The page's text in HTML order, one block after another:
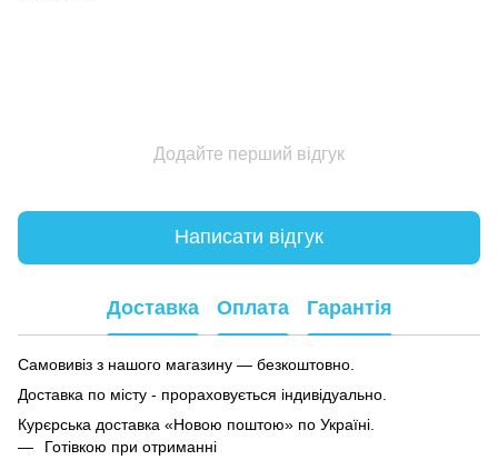
Додайте перший відгук
Написати відгук
Доставка Оплата Гарантія
Самовивіз з нашого магазину — безкоштовно.
Доставка по місту - прораховується індивідуально.
Курєрська доставка «Новою поштою» по Україні.
Готівкою при отриманні